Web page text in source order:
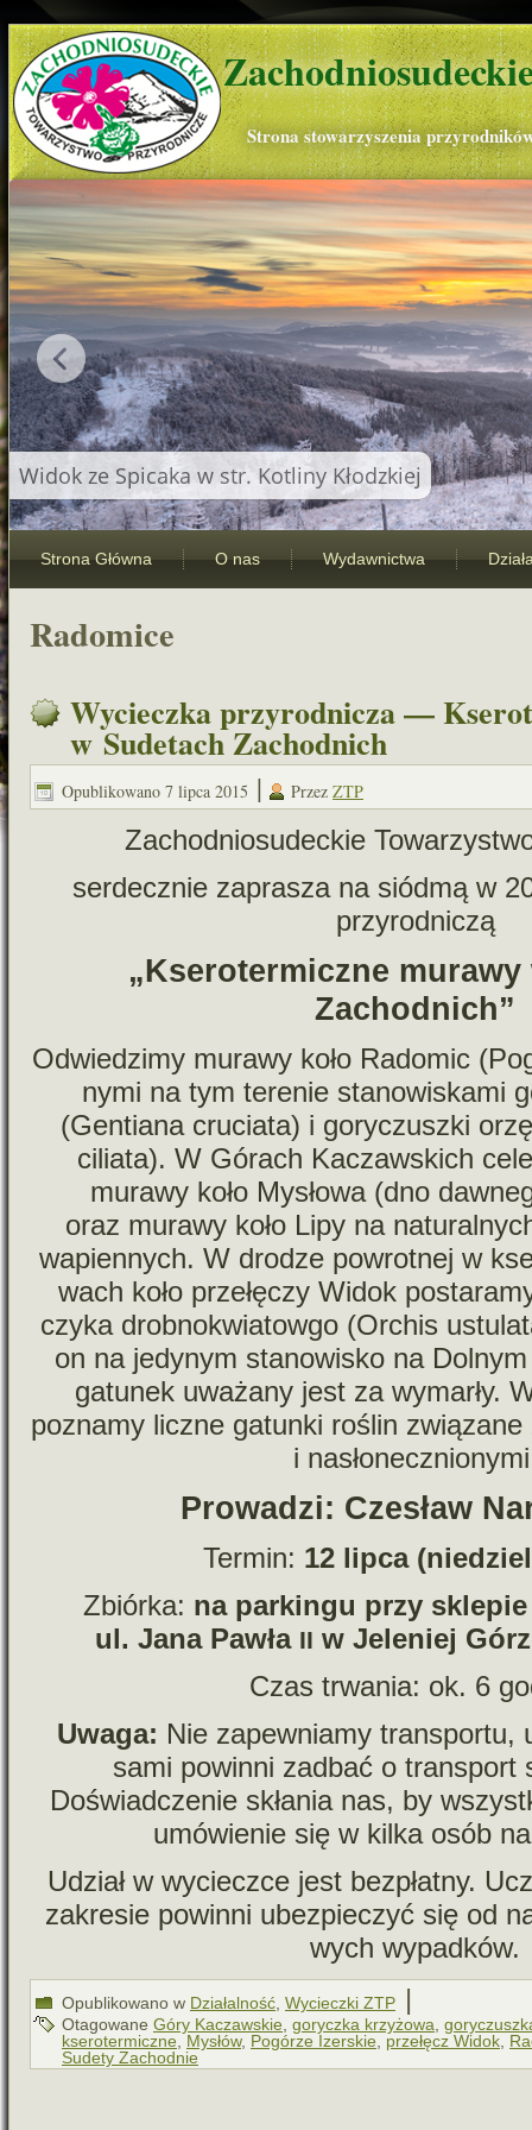
Strona stowarzyszenia
Widok ze Spicaka w str. Kotliny Kłodzkiej
Strona Główna O nas Wydawnictwa
Radomice
Wycieczka przyrodnicza —
w Sudetach Zachodnich
Opublikowano 7 lipca 2015 | Przez ZTP
Zachodniosudeckie
ser­decz­nie zapra­sza na siódmą w
przyrodniczą
„Kserotermiczne murawy
Zachodnich”
Odwiedzimy murawy koło Radomic
nymi na tym tere­nie sta­no­wi­skami
(Gentiana cru­ciata) i gory­czuszki
ciliata). W Górach Kaczawskich
murawy koło Mysłowa (dno
oraz murawy koło Lipy na
wapien­nych. W dro­dze powrot­nej w
wach koło prze­łę­czy Widok
czyka drob­no­kwia­towgo (Orchis
on na jedy­nym sta­no­wi­sko na
gatu­nek uwa­żany jest za wymarły.
poznamy liczne gatunki roślin zwią­zane
i
Prowadzi: Czesław
Termin: 12 lipca
Zbiórka: na par­kingu przy
ul. Jana Pawła II w Jeleniej
Czas trwa­nia: ok. 6
Uwaga: Nie zapew­niamy trans­portu,
sami powinni zadbać o trans­port
Doświadczenie skła­nia nas, by
umó­wie­nie się w kilka osób
Udział w wycieczce jest bez­płatny.
zakre­sie powinni ubez­pie­czyć się od
wych wypadków.
Opublikowano w Działalność Wycieczki ZTP |
Otagowane Góry Kaczawskie goryczka krzyżowa
kserotermiczne Mysłów, Pogórze Izerskie przełęcz Widok
Sudety Zachodnie